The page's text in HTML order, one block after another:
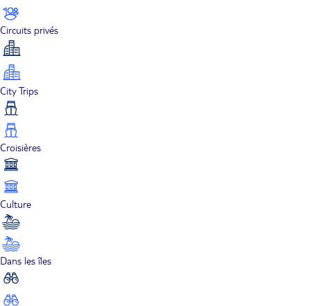
Circuits privés
City Trips
Croisières
Culture
Dans les îles